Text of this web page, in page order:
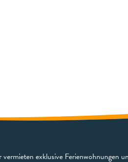
vermieten exklusive Ferienwohnungen